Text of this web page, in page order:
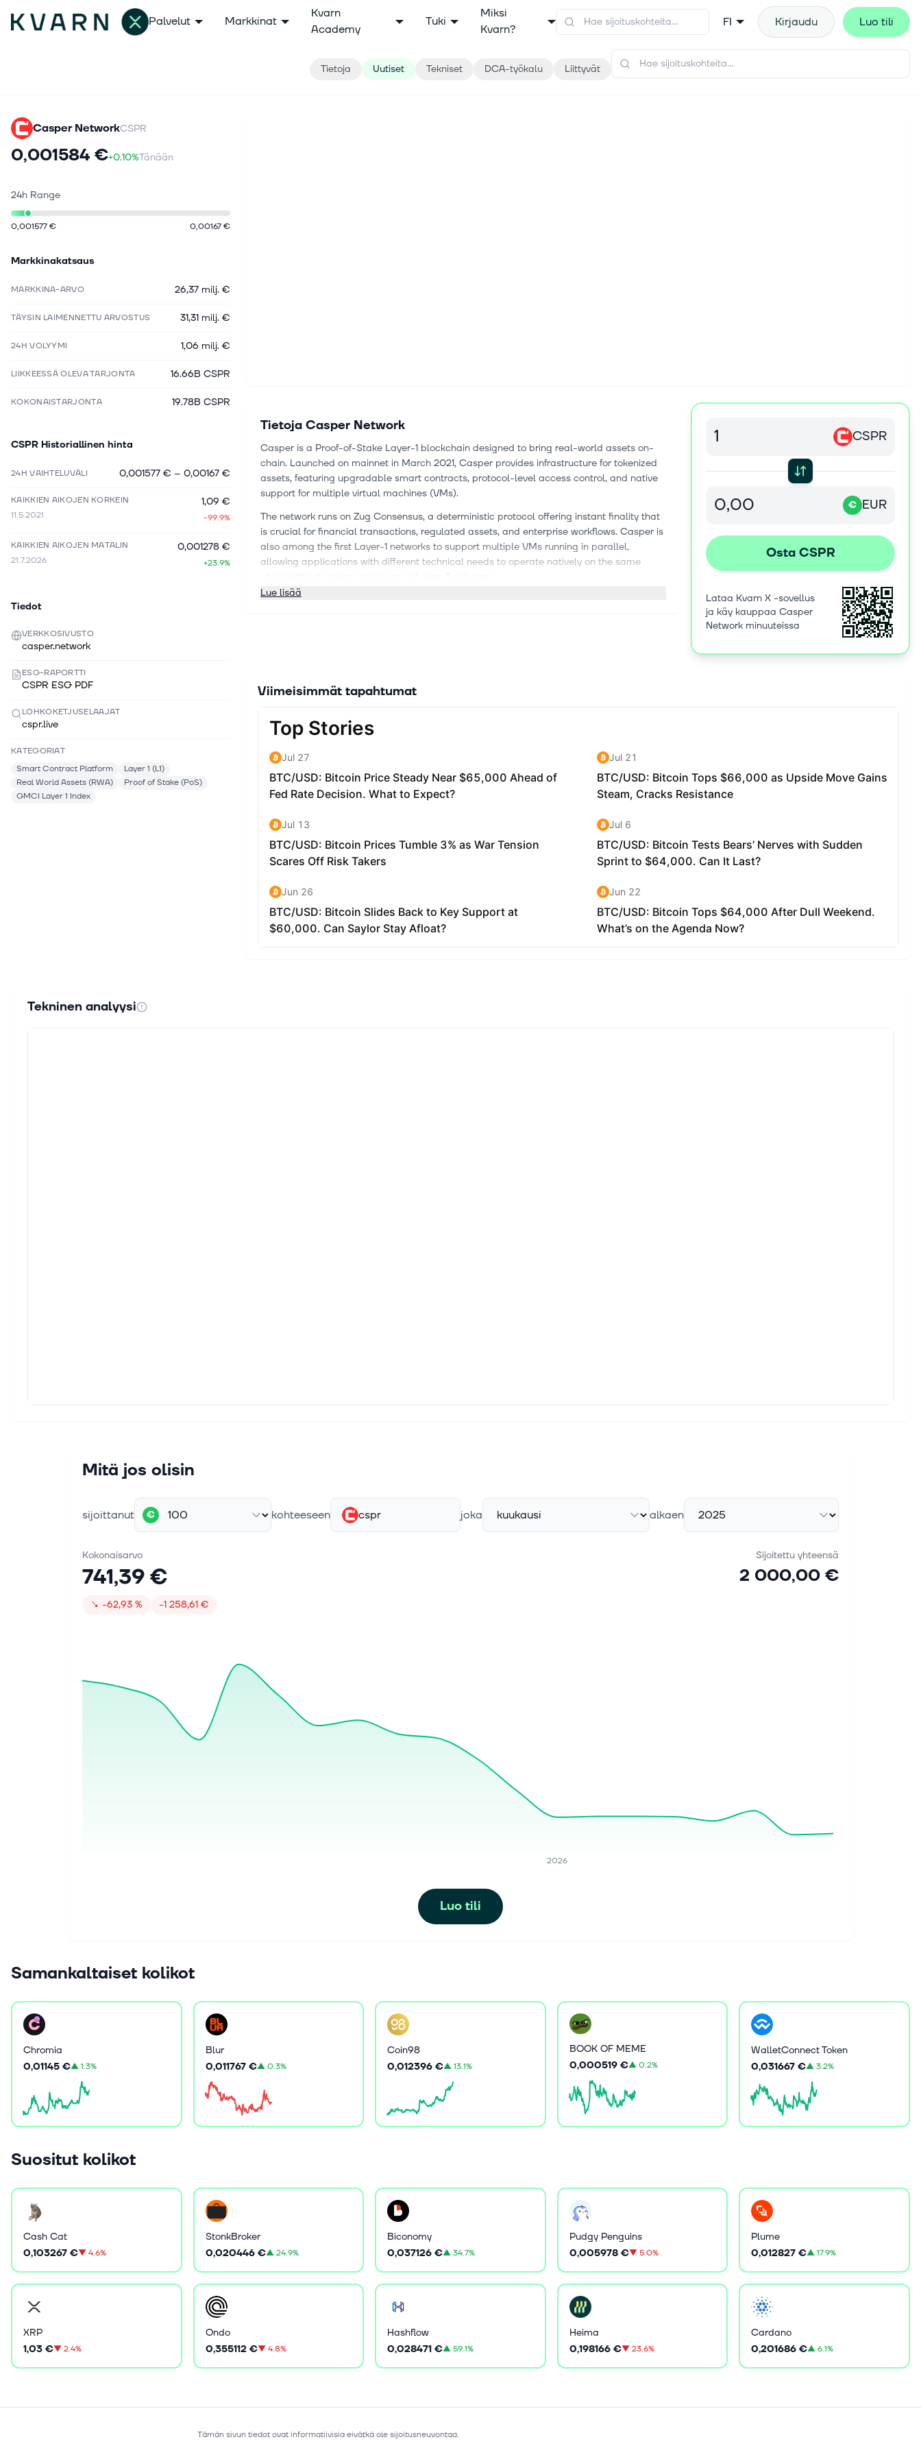
Palvelut Markkinat
Kvarn
Academy
Tuki
Miksi
Kvarn?
FI Kirjaudu Luo tili
Tietoja Uutiset Tekniset DCA-työkalu Liittyvät
Casper NetworkCSPR
0,001584 €+0.10%Tänään
24h Range
0,001577 € 0,00167 €
Markkinakatsaus
MARKKINA-ARVO 26,37 milj. €
TÄYSIN LAIMENNETTU ARVOSTUS 31,31 milj. €
24H VOLYYMI 1,06 milj. €
LIIKKEESSÄ OLEVA TARJONTA 16.66B CSPR
KOKONAISTARJONTA 19.78B CSPR
CSPR Historiallinen hinta
24H VAIHTELUVÄLI 0,001577 € – 0,00167 €
KAIKKIEN AIKOJEN KORKEIN
11.5.2021
1,09 €
-99.9%
KAIKKIEN AIKOJEN MATALIN
21.7.2026
0,001278 €
+23.9%
Tiedot
VERKKOSIVUSTO
casper.network
ESG-RAPORTTI
CSPR ESG PDF
LOHKOKETJUSELAAJAT
cspr.live
KATEGORIAT
Smart Contract Platform
Layer 1 (L1)
Real World Assets (RWA)
Proof of Stake (PoS)
GMCI Layer 1 Index
Tietoja Casper Network
Casper is a Proof-of-Stake Layer-1 blockchain designed to bring real-world assets on-
chain. Launched on mainnet in March 2021, Casper provides infrastructure for tokenized
assets, featuring upgradable smart contracts, protocol-level access control, and native
support for multiple virtual machines (VMs).
The network runs on Zug Consensus, a deterministic protocol offering instant finality that
is crucial for financial transactions, regulated assets, and enterprise workflows. Casper is
also among the first Layer-1 networks to support multiple VMs running in parallel,
allowing applications with different technical needs to operate natively on the same
Offering a familiar and modern development environment, Casper prioritizes developer
Lue lisää
CSPR
€ EUR
Osta CSPR
Lataa Kvarn X -sovellus
ja käy kauppaa Casper
Network minuuteissa
Viimeisimmät tapahtumat
Tekninen analyysi
Mitä jos olisin
sijoittanut € kohteeseen cspr joka alkaen
Kokonaisarvo
741,39 €
↘ −62,93 % −1 258,61 €
Sijoitettu yhteensä
2 000,00 €
2026
Luo tili
Samankaltaiset kolikot
Chromia
0,01145 €▲1.3%
Blur
0,011767 €▲ 0.3%
Coin98
0,012396 €▲13.1%
BOOK OF MEME
0,000519 €▲0.2%
WalletConnect Token
0,031667 €▲3.2%
Suositut kolikot
Cash Cat
0,103267 €▼4.6%
StonkBroker
0,020446 €▲ 24.9%
Biconomy
0,037126 €▲34.7%
Pudgy Penguins
0,005978 €▼5.0%
Plume
0,012827 €▲17.9%
XRP
1,03 €▼2.4%
Ondo
0,355112 €▼ 4.8%
Hashflow
0,028471 €▲59.1%
Heima
0,198166 €▼23.6%
Cardano
0,201686 €▲6.1%
Tämän sivun tiedot ovat informatiivisia eivätkä ole sijoitusneuvontaa.